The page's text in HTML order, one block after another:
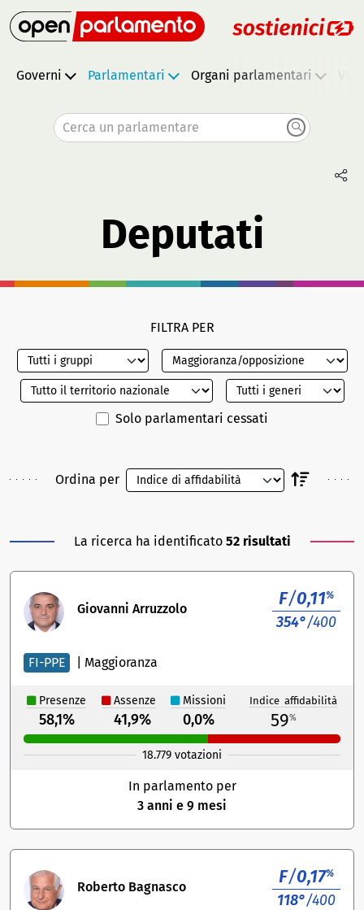
Governi Parlamentari Organi parlamentari
Cerca un parlamentare
Deputati
FILTRA PER
Solo parlamentari cessati
Ordina per
La ricerca ha identificato 52 risultati
Giovanni Arruzzolo F/0,11%
354°/400
FI-PPE Maggioranza
Presenze Assenze Missioni Indice affidabilità
58,1% 41,9% 0,0% 59%
18.779 votazioni
In parlamento per
3 anni e 9 mesi
Roberto Bagnasco F/0,17%
118°/400